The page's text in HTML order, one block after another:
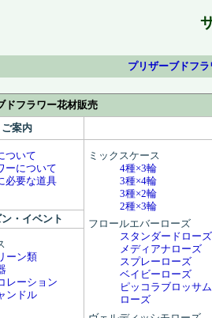
プリザーブドフ
ドフラワー花材販売
ご案内
ついて
ーについて
必要な道具
ミックスケース
4種×3輪
3種×4輪
3種×2輪
2種×3輪
フロールエバーローズ
スタンダードローズ
メディアナローズ
スプレーローズ
ベイビーローズ
ピッコラブロッサム
ローズ
・イベント
ーン類
レーション
ンドル